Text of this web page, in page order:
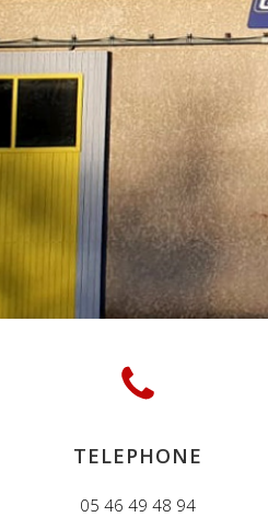
TELEPHONE
05 46 49 48 94